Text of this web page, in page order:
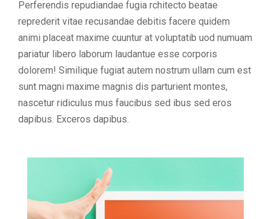
Perferendis repudiandae fugia rchitecto beatae
reprederit vitae recusandae debitis facere quidem
animi placeat maxime cuuntur at voluptatib uod numuam
pariatur libero laborum laudantue esse corporis
dolorem! Similique fugiat autem nostrum ullam cum est
sunt magni maxime magnis dis parturient montes,
nascetur ridiculus mus faucibus sed ibus sed eros
dapibus. Exceros dapibus.